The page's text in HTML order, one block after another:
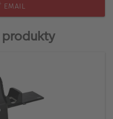
EMAIL